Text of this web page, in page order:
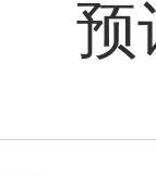
预